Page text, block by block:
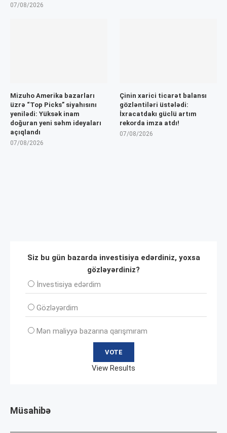
07/08/2026
Mizuho Amerika bazarları
üzrə “Top Picks” siyahısını
yenilədi: Yüksək inam
doğuran yeni səhm ideyaları
açıqlandı
07/08/2026
Çinin xarici ticarət balansı
gözləntiləri üstələdi:
İxracatdakı güclü artım
rekorda imza atdı!
07/08/2026
Siz bu gün bazarda investisiya edərdiniz, yoxsa
gözləyərdiniz?
İnvеstisiya edərdim
Gözləyərdim
Mən maliyyə bazarına qarışmıram
View Results
Müsahibə